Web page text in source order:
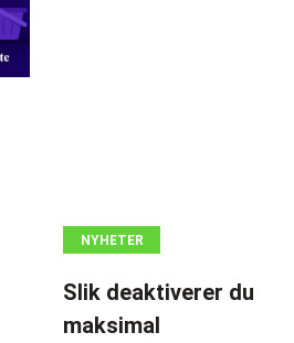
NYHETER
Slik deaktiverer du
maksimal